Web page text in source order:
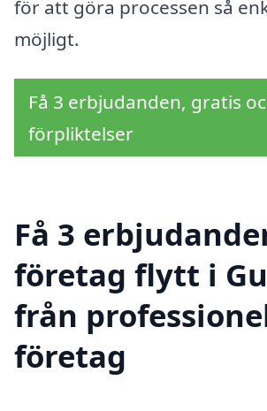
för att göra processen så
möjligt.
Få 3 erbjudanden, gratis
förpliktelser
Få 3
företag flytt i
från
företag